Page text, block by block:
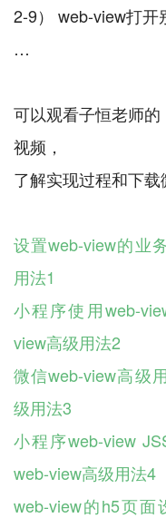
2-9） web-view打开
…
可以观看子恒老师
视频，
了解实现过程和下
设置web-view的业
用法1
小程序使用web-
view高级用法2
微信web-view高级
级用法3
小程序web-view
web-view高级用法4
web-view的h5页